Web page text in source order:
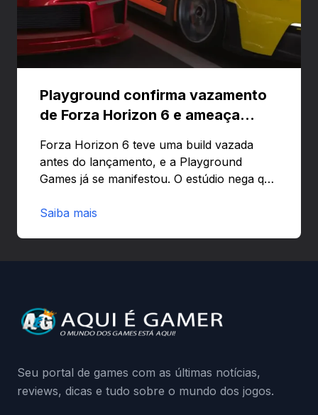
Playground confirma vazamento
de Forza Horizon 6 e ameaça
Forza Horizon 6 teve uma build vazada
antes do lançamento, e a Playground
Games já se manifestou. O estúdio nega que
preload e avisa que quem usar versões não
da Playground: negação do preload,
medidas contra acessos não autorizados
Saiba mais
Seu portal de games com as últimas notícias,
reviews, dicas e tudo sobre o mundo dos jogos.